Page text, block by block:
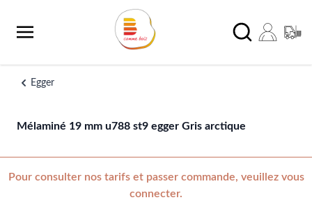
Chercher
Egger
Mélaminé 19 mm u788 st9 egger Gris arctique
Pour consulter nos tarifs et passer commande, veuillez vous
connecter.